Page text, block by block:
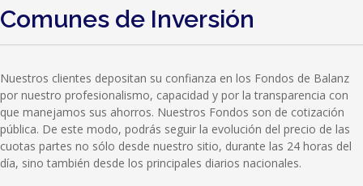
Comunes de Inversión
Nuestros clientes depositan su confianza en los Fondos de Balanz
por nuestro profesionalismo, capacidad y por la transparencia con
que manejamos sus ahorros. Nuestros Fondos son de cotización
pública. De este modo, podrás seguir la evolución del precio de las
cuotas partes no sólo desde nuestro sitio, durante las 24 horas del
día, sino también desde los principales diarios nacionales.